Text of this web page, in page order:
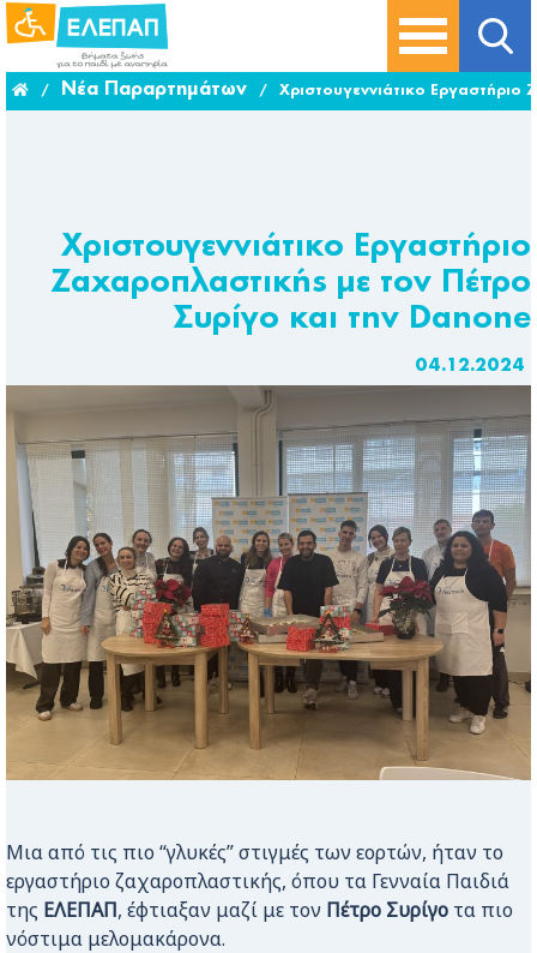
/ Νέα Παραρτημάτων / Χριστουγεννιάτικο Εργαστήριο
Χριστουγεννιάτικο Εργαστήριο
Ζαχαροπλαστικής με τον Πέτρο
Συρίγο και την Danone
04.12.2024
Μια από τις πιο “γλυκές” στιγμές των εορτών, ήταν το
εργαστήριο ζαχαροπλαστικής, όπου τα Γενναία Παιδιά
της ΕΛΕΠΑΠ, έφτιαξαν μαζί με τον Πέτρο Συρίγο τα πιο
νόστιμα μελομακάρονα.